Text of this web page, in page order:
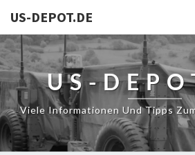
US-DEPOT.DE
US-
Viele Informationen Und Tipps